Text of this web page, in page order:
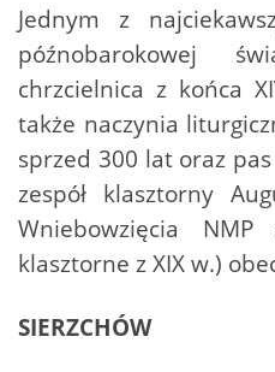
Jednym z
późnobarokowej
chrzcielnica z końca
także naczynia
sprzed 300 lat oraz pas
zespół klasztorny
Wniebowzięcia
klasztorne z XIX w.)
SIERZCHÓW